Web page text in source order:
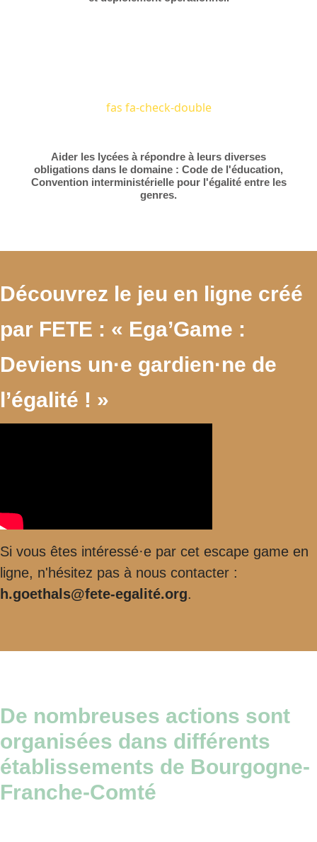
fas fa-check-double
Aider les lycées à répondre à leurs diverses
obligations dans le domaine : Code de l'éducation,
Convention interministérielle pour l'égalité entre les
genres.
Découvrez le jeu en ligne créé
par FETE : « Ega’Game :
Deviens un·e gardien·ne de
l’égalité ! »
Si vous êtes intéressé·e par cet escape game en
ligne, n'hésitez pas à nous contacter :
h.goethals@fete-egalité.org.
De nombreuses actions sont
organisées dans différents
établissements de Bourgogne-
Franche-Comté